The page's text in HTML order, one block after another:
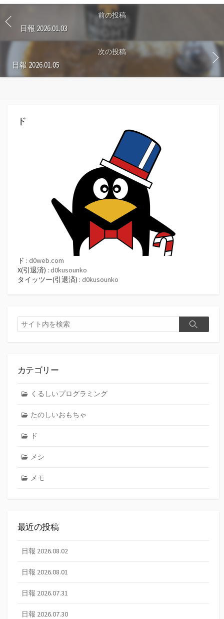
る
前の投稿
日報 2026.01.03
次の投稿
日報 2026.01.05
ド
ド : d0web.com
X(引退済) : d0kusounko
タイッツー(引退済) : d0kusounko
検
索
検
カテゴリー
くるしいプログラミング
たのしいおもちゃ
ド
メシ
メモ
最近の投稿
日報 2026.08.02
日報 2026.08.01
日報 2026.07.31
日報 2026.07.30